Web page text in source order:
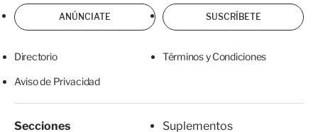
ANÚNCIATE SUSCRÍBETE
Directorio Términos y Condiciones
Aviso de Privacidad
Secciones
Suplementos